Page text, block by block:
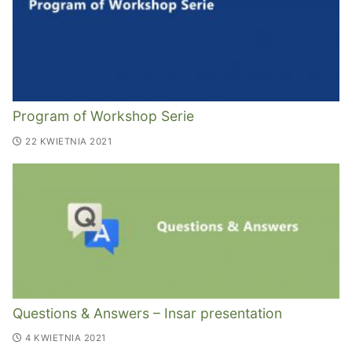
Program of Workshop Serie
22 KWIETNIA 2021
Questions & Answers – Insar presentation
4 KWIETNIA 2021